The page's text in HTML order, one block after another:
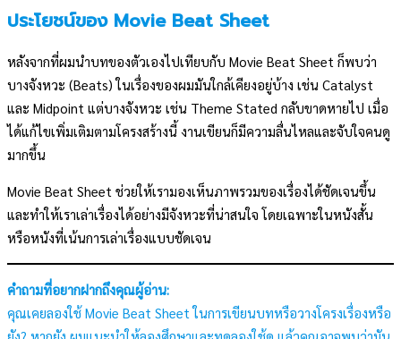
ประโยชน์ของ Movie Beat Sheet
หลังจากที่ผมนำบทของตัวเองไปเทียบกับ Movie Beat Sheet ก็พบว่า
บางจังหวะ (Beats) ในเรื่องของผมมันใกล้เคียงอยู่บ้าง เช่น Catalyst
และ Midpoint แต่บางจังหวะ เช่น Theme Stated กลับขาดหายไป เมื่อ
ได้แก้ไขเพิ่มเติมตามโครงสร้างนี้ งานเขียนก็มีความลื่นไหลและจับใจคนดู
มากขึ้น
Movie Beat Sheet ช่วยให้เรามองเห็นภาพรวมของเรื่องได้ชัดเจนขึ้น
และทำให้เราเล่าเรื่องได้อย่างมีจังหวะที่น่าสนใจ โดยเฉพาะในหนังสั้น
หรือหนังที่เน้นการเล่าเรื่องแบบชัดเจน
คำถามที่อยากฝากถึงคุณผู้อ่าน:
คุณเคยลองใช้ Movie Beat Sheet ในการเขียนบทหรือวางโครงเรื่องหรือ
ยัง? หากยัง ผมแนะนำให้ลองศึกษาและทดลองใช้ดู แล้วคุณอาจพบว่ามัน